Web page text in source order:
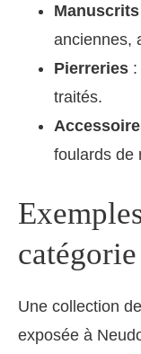
anciennes,
Pierreries
traités.
foulards de
Une collection
exposée à